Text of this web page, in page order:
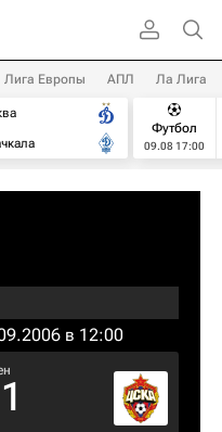
Лига Европы АПЛ Ла Лига
Футбол
09.08 17:00
в 12:00
1